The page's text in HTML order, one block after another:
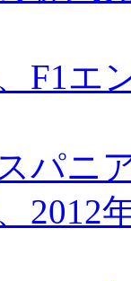
F1エ
パニ
2012